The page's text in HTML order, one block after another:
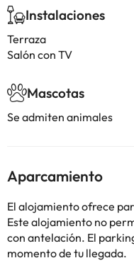
Instalaciones
Terraza
Salón con TV
Mascotas
Se admiten animales
Aparcamiento
El alojamiento ofrece
Este alojamiento no
con antelación. El
momento de tu llegada.